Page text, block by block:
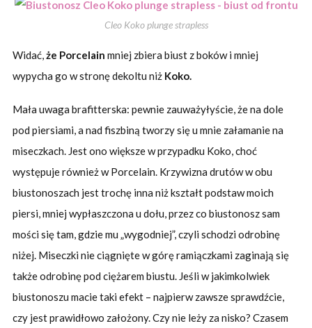
Cleo Koko plunge strapless
Widać, że Porcelain mniej zbiera biust z boków i mniej
wypycha go w stronę dekoltu niż Koko.
Mała uwaga brafitterska: pewnie zauważyłyście, że na dole
pod piersiami, a nad fiszbiną tworzy się u mnie załamanie na
miseczkach. Jest ono większe w przypadku Koko, choć
występuje również w Porcelain. Krzywizna drutów w obu
biustonoszach jest trochę inna niż kształt podstaw moich
piersi, mniej wypłaszczona u dołu, przez co biustonosz sam
mości się tam, gdzie mu „wygodniej”, czyli schodzi odrobinę
niżej. Miseczki nie ciągnięte w górę ramiączkami zaginają się
także odrobinę pod ciężarem biustu. Jeśli w jakimkolwiek
biustonoszu macie taki efekt – najpierw zawsze sprawdźcie,
czy jest prawidłowo założony. Czy nie leży za nisko? Czasem